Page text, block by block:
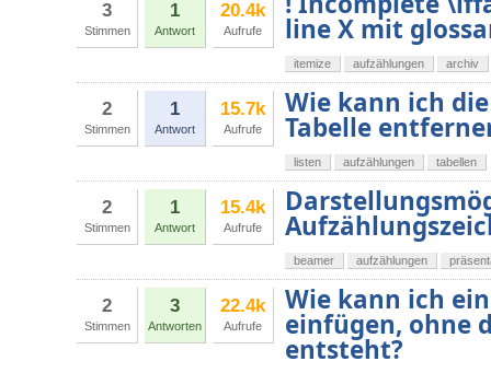
3
Stimmen
1
Antwort
20.4k
Aufrufe line X mit
itemize aufzählungen archiv
2
Stimmen
1
Antwort
15.7k
Aufrufe
Wie kann ich
Tabelle
listen aufzählungen tabellen
2
Stimmen
1
Antwort
15.4k
Aufrufe
beamer aufzählungen
2
Stimmen
3
Antworten
22.4k
Aufrufe
Wie kann ich
einfügen, ohne
entsteht?